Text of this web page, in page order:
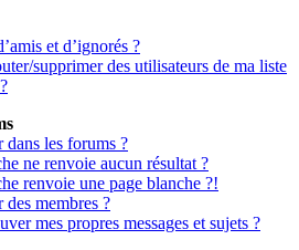
et d’ignorés ?
supprimer des utilisateurs de ma liste
dans les forums ?
ne renvoie aucun résultat ?
renvoie une page blanche ?!
membres ?
mes propres messages et sujets ?